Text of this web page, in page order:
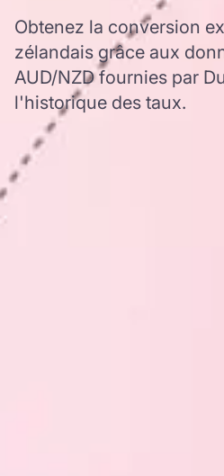
Obtenez la conversion
zélandais grâce aux
AUD/NZD fournies par
l'historique des taux.